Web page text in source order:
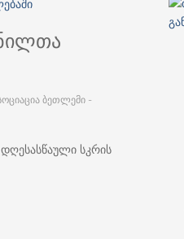
ბეთლემი -
სკრის